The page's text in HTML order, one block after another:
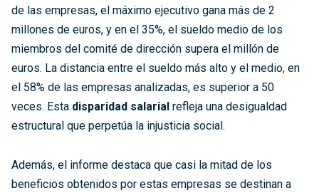
de las empresas, el máximo ejecutivo gana más de 2
millones de euros, y en el 35%, el sueldo medio de los
miembros del comité de dirección supera el millón de
euros. La distancia entre el sueldo más alto y el medio, en
el 58% de las empresas analizadas, es superior a 50
veces. Esta disparidad salarial refleja una desigualdad
estructural que perpetúa la injusticia social.
Además, el informe destaca que casi la mitad de los
beneficios obtenidos por estas empresas se destinan a